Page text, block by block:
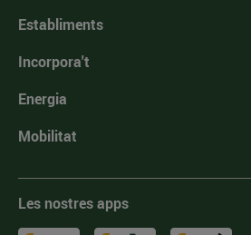
Establiments
Incorpora't
Energia
Mobilitat
Les nostres apps